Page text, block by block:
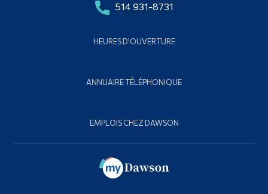
514 931-8731
HEURES D'OUVERTURE
ANNUAIRE TÉLÉPHONIQUE
EMPLOIS CHEZ DAWSON